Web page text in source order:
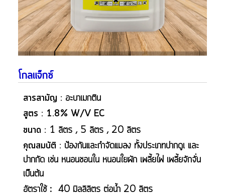
โกลแจ็กซ์
สารสามัญ : อะบาเมกติน
สูตร : 1.8% W/V EC
ขนาด : 1 ลิตร , 5 ลิตร , 20 ลิตร
คุณสมบัติ : ป้องกันและกำจัดแมลง ทั้งประเภทปากดูเ และ
ปากกัด เช่น หนอนชอนใน หนอนใยผัก เพลี้ยไฟ เพลี้ยจักจั่น
เป็นต้น
อัตราใช้ : 40 มิลลิลิตร ต่อน้ำ 20 ลิตร